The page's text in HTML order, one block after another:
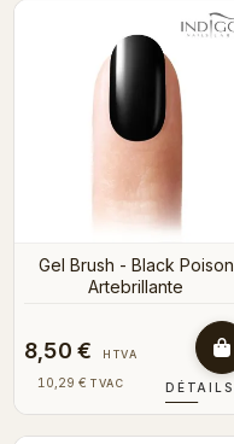
Gel Brush - Black Poison
Artebrillante
8,50 € HTVA
10,29 € TVAC DÉTAILS